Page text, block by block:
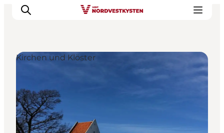
Inspiration
Events
Unterkunft
Kirchen und Klöster